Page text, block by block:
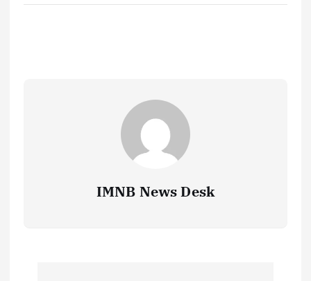
IMNB News Desk